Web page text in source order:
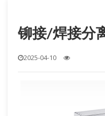
铆接/焊接分
2025-04-10